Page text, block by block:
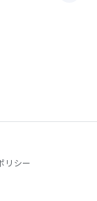
リシー